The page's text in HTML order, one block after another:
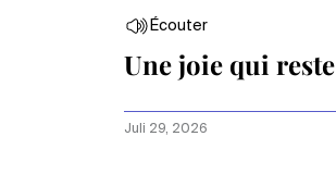
Écouter
Une joie qui reste
Juli 29, 2026